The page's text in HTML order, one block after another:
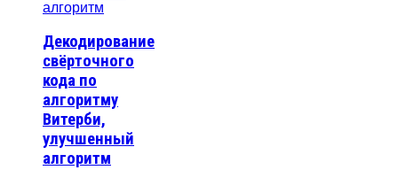
Декодирование
свёрточного
кода по
алгоритму
Витерби,
улучшенный
алгоритм